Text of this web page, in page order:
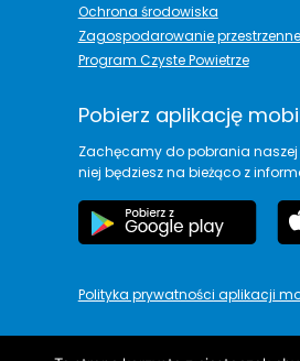
Ochrona środowiska
Zagospodarowanie przestrzenne
Program Czyste Powietrze
Pobierz aplikację
Zachęcamy do pobrania naszej
niej będziesz na bieżąco z
Polityka prywatności aplikacji